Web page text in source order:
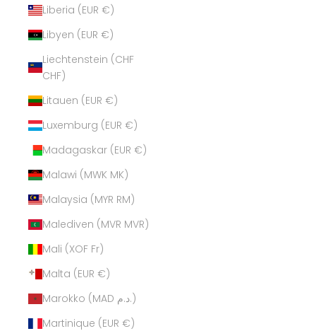
Liberia (EUR €)
Libyen (EUR €)
Liechtenstein (CHF
CHF)
Litauen (EUR €)
Luxemburg (EUR €)
Madagaskar (EUR €)
Malawi (MWK MK)
Malaysia (MYR RM)
Malediven (MVR MVR)
Mali (XOF Fr)
Malta (EUR €)
Marokko (MAD د.م.)
Martinique (EUR €)